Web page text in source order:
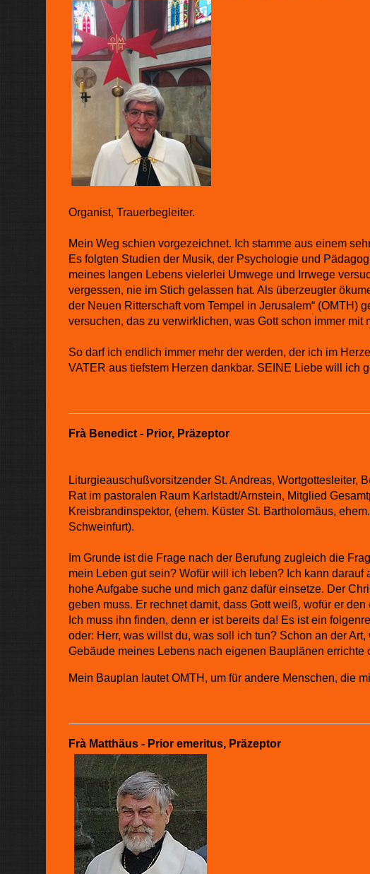
Organist, Trauerbegleiter.
Mein Weg schien vorgezeichnet. Ich stamme aus einem
Es folgten Studien der Musik, der Psychologie und
meines langen Lebens vielerlei Umwege und Irrwege
vergessen, nie im Stich gelassen hat. Als überzeugter
der Neuen Ritterschaft vom Tempel in Jerusalem“ (OMTH)
versuchen, das zu verwirklichen, was Gott schon immer mit
So darf ich endlich immer mehr der werden, der ich im
VATER aus tiefstem Herzen dankbar. SEINE Liebe will ich
Frà Benedict - Prior, Präzeptor
Liturgieauschußvorsitzender St. Andreas, Wortgottesleiter,
Rat im pastoralen Raum Karlstadt/Arnstein, Mitglied
Kreisbrandinspektor, (ehem. Küster St. Bartholomäus,
Schweinfurt).
Im Grunde ist die Frage nach der Berufung zugleich die
mein Leben gut sein? Wofür will ich leben? Ich kann
hohe Aufgabe suche und mich ganz dafür einsetze. Der
geben muss. Er rechnet damit, dass Gott weiß, wofür er
Ich muss ihn finden, denn er ist bereits da! Es ist ein
oder: Herr, was willst du, was soll ich tun? Schon an der
Gebäude meines Lebens nach eigenen Bauplänen
Mein Bauplan lautet OMTH, um für andere Menschen, die
Frà Matthäus - Prior emeritus, Präzeptor